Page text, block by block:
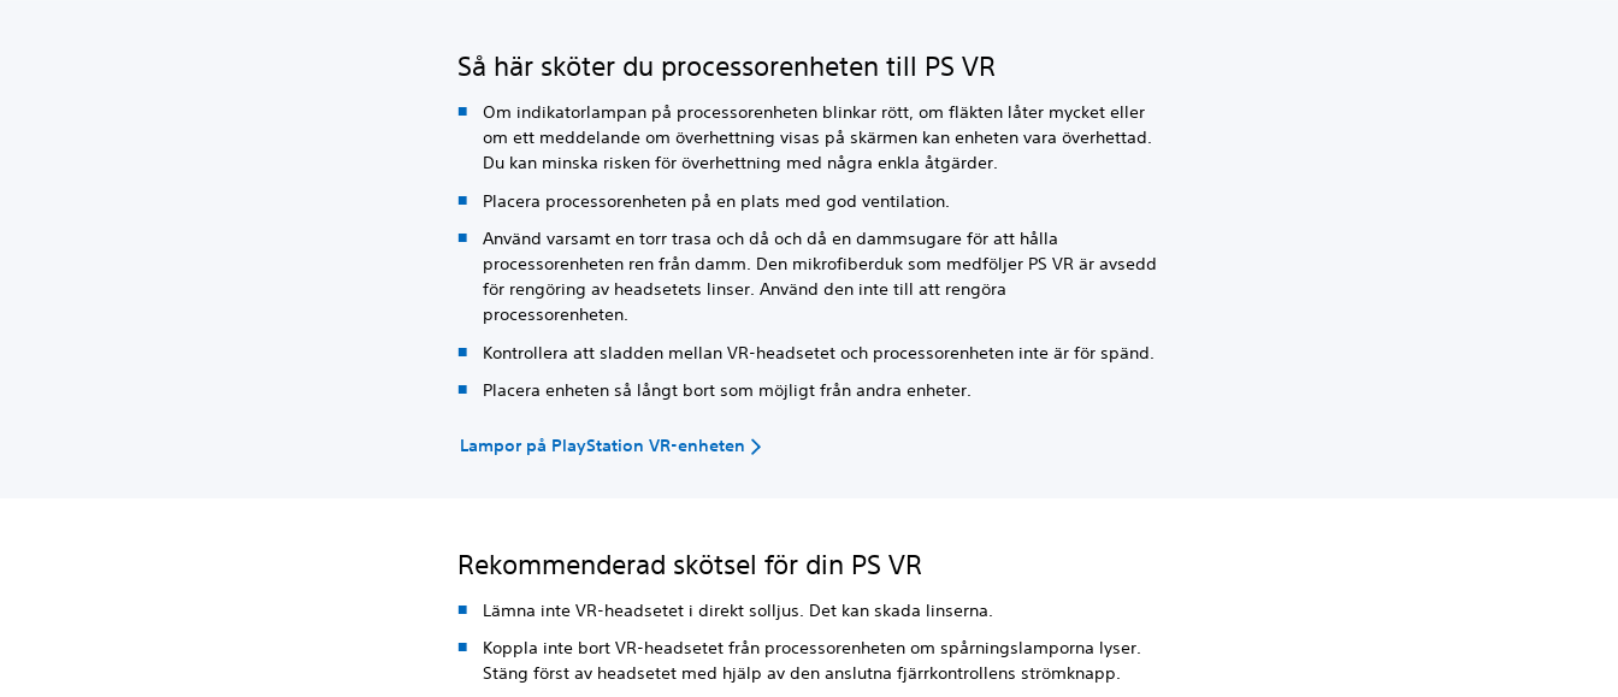
Så här sköter du processorenheten till PS VR
Om indikatorlampan på processorenheten blinkar rött, om fläkten låter mycket eller
om ett meddelande om överhettning visas på skärmen kan enheten vara överhettad.
Du kan minska risken för överhettning med några enkla åtgärder.
Placera processorenheten på en plats med god ventilation.
Använd varsamt en torr trasa och då och då en dammsugare för att hålla
processorenheten ren från damm. Den mikrofiberduk som medföljer PS VR är avsedd
för rengöring av headsetets linser. Använd den inte till att rengöra
processorenheten.
Kontrollera att sladden mellan VR-headsetet och processorenheten inte är för spänd.
Placera enheten så långt bort som möjligt från andra enheter.
Lampor på PlayStation VR-enheten
Rekommenderad skötsel för din PS VR
Lämna inte VR-headsetet i direkt solljus. Det kan skada linserna.
Koppla inte bort VR-headsetet från processorenheten om spårningslamporna lyser.
Stäng först av headsetet med hjälp av den anslutna fjärrkontrollens strömknapp.